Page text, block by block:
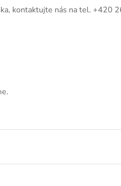
kontaktujte nás na tel. +420